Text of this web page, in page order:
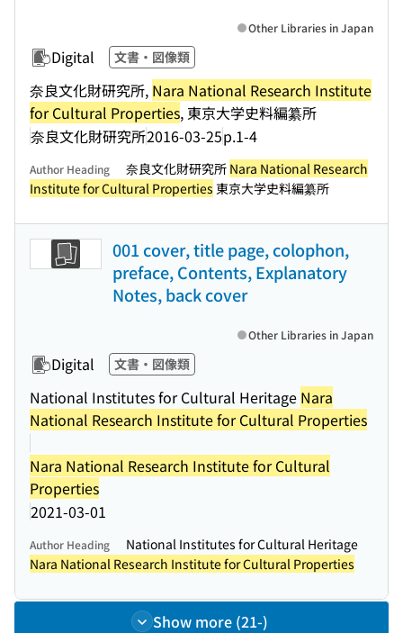
Digital 文書・図像類
奈良文化財研究所, Nara National Research Institute
for Cultural Properties, 東京大学史料編纂所
奈良文化財研究所2016-03-25p.1-4
Other Libraries in Japan
Author Heading 奈良文化財研究所 Nara National Research
Institute for Cultural Properties 東京大学史料編纂所
001 cover, title page, colophon,
preface, Contents, Explanatory
Notes, back cover
Digital 文書・図像類
National Institutes for Cultural Heritage Nara
National Research Institute for Cultural Properties
Nara National Research Institute for Cultural
Properties
2021-03-01
Other Libraries in Japan
Author Heading
National Institutes for Cultural Heritage
Nara National Research Institute for Cultural Properties
Show more (21-)